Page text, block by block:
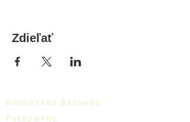
Zdieľať
Косметика бальнеа
Раскрытие